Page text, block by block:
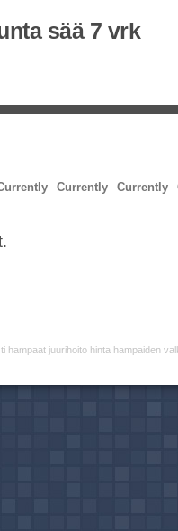
sää 7 vrk
Currently Currently
hampaat juurihoito hinta hampaiden